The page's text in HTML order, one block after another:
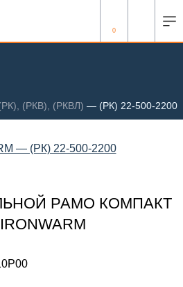
0
(РКВ), (РКВЛ) — (РК) 22-500-2200
РАМО КОМПАКТ